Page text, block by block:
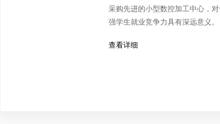
采购先进的小型数控加工中心，
强学生就业竞争力具有深远意义。
查看详细